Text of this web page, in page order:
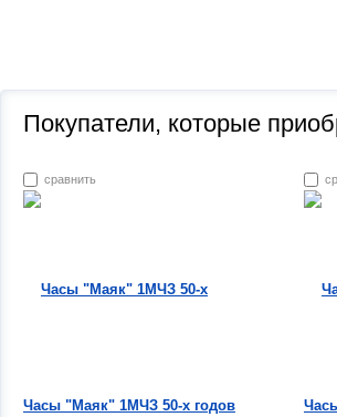
Покупатели, которые
сравнить
Часы "Маяк" 1МЧЗ 50-х годов